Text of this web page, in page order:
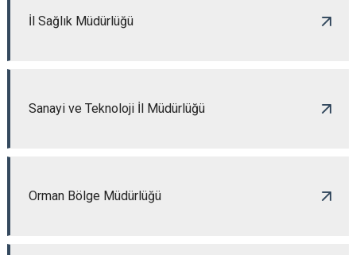
İl Sağlık Müdürlüğü
Sanayi ve Teknoloji İl Müdürlüğü
Orman Bölge Müdürlüğü